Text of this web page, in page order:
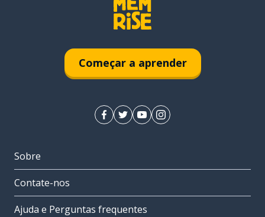
Começar a aprender
Sobre
Contate-nos
Ajuda e Perguntas frequentes